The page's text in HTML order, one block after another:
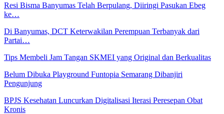
Resi Bisma Banyumas Telah Berpulang, Diiringi Pasukan Ebeg
ke…
Di Banyumas, DCT Keterwakilan Perempuan Terbanyak dari
Partai…
Tips Membeli Jam Tangan SKMEI yang Original dan Berkualitas
Belum Dibuka Playground Funtopia Semarang Dibanjiri
Pengunjung
BPJS Kesehatan Luncurkan Digitalisasi Iterasi Peresepan Obat
Kronis